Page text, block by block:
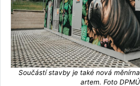
Součástí stavby je také nová
artem. Foto